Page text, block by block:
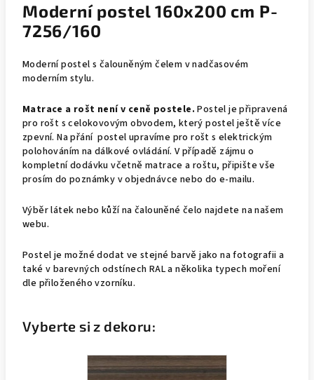
Moderní postel 160x200 cm P-
7256/160
Moderní postel s čalouněným čelem v nadčasovém
moderním stylu.
Matrace a rošt není v ceně postele. Postel je připravená
pro rošt s celokovovým obvodem, který postel ještě více
zpevní. Na přání postel upravíme pro rošt s elektrickým
polohováním na dálkové ovládání. V případě zájmu o
kompletní dodávku včetně matrace a roštu, připište vše
prosím do poznámky v objednávce nebo do e-mailu.
Výběr látek nebo kůží na čalouněné čelo najdete na našem
webu.
Postel je možné dodat ve stejné barvě jako na fotografii a
také v barevných odstínech RAL a několika typech moření
dle přiloženého vzorníku.
Vyberte si z dekoru: